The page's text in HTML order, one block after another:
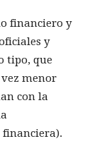
financiero y
y
tipo, que
menor
con la
financiera).